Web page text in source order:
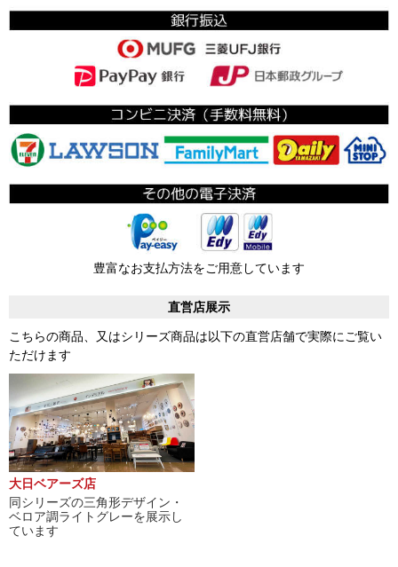
豊富なお支払方法をご用意しています
直営店展示
こちらの商品、又はシリーズ商品は以下の直営店舗で実際にご覧い
ただけます
大日ベアーズ店
同シリーズの三角形デザイン・
ベロア調ライトグレーを展示し
ています